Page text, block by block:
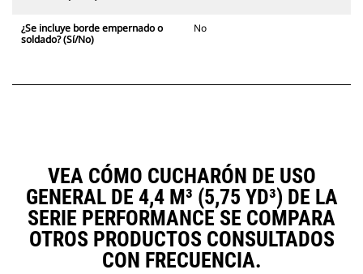
¿Se incluye borde empernado o
soldado? (Sí/No)
No
VEA CÓMO CUCHARÓN DE USO
GENERAL DE 4,4 M³ (5,75 YD³) DE LA
SERIE PERFORMANCE SE COMPARA
OTROS PRODUCTOS CONSULTADOS
CON FRECUENCIA.